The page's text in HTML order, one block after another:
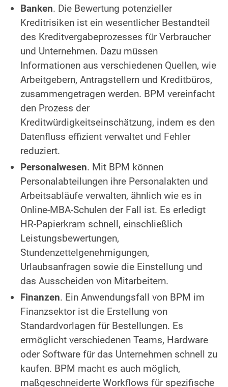
Banken. Die Bewertung potenzieller
Kreditrisiken ist ein wesentlicher Bestandteil
des Kreditvergabeprozesses für Verbraucher
und Unternehmen. Dazu müssen
Informationen aus verschiedenen Quellen, wie
Arbeitgebern, Antragstellern und Kreditbüros,
zusammengetragen werden. BPM vereinfacht
den Prozess der
Kreditwürdigkeitseinschätzung, indem es den
Datenfluss effizient verwaltet und Fehler
reduziert.
Personalwesen. Mit BPM können
Personalabteilungen ihre Personalakten und
Arbeitsabläufe verwalten, ähnlich wie es in
Online-MBA-Schulen der Fall ist. Es erledigt
HR-Papierkram schnell, einschließlich
Leistungsbewertungen,
Stundenzettelgenehmigungen,
Urlaubsanfragen sowie die Einstellung und
das Ausscheiden von Mitarbeitern.
Finanzen. Ein Anwendungsfall von BPM im
Finanzsektor ist die Erstellung von
Standardvorlagen für Bestellungen. Es
ermöglicht verschiedenen Teams, Hardware
oder Software für das Unternehmen schnell zu
kaufen. BPM macht es auch möglich,
maßgeschneiderte Workflows für spezifische